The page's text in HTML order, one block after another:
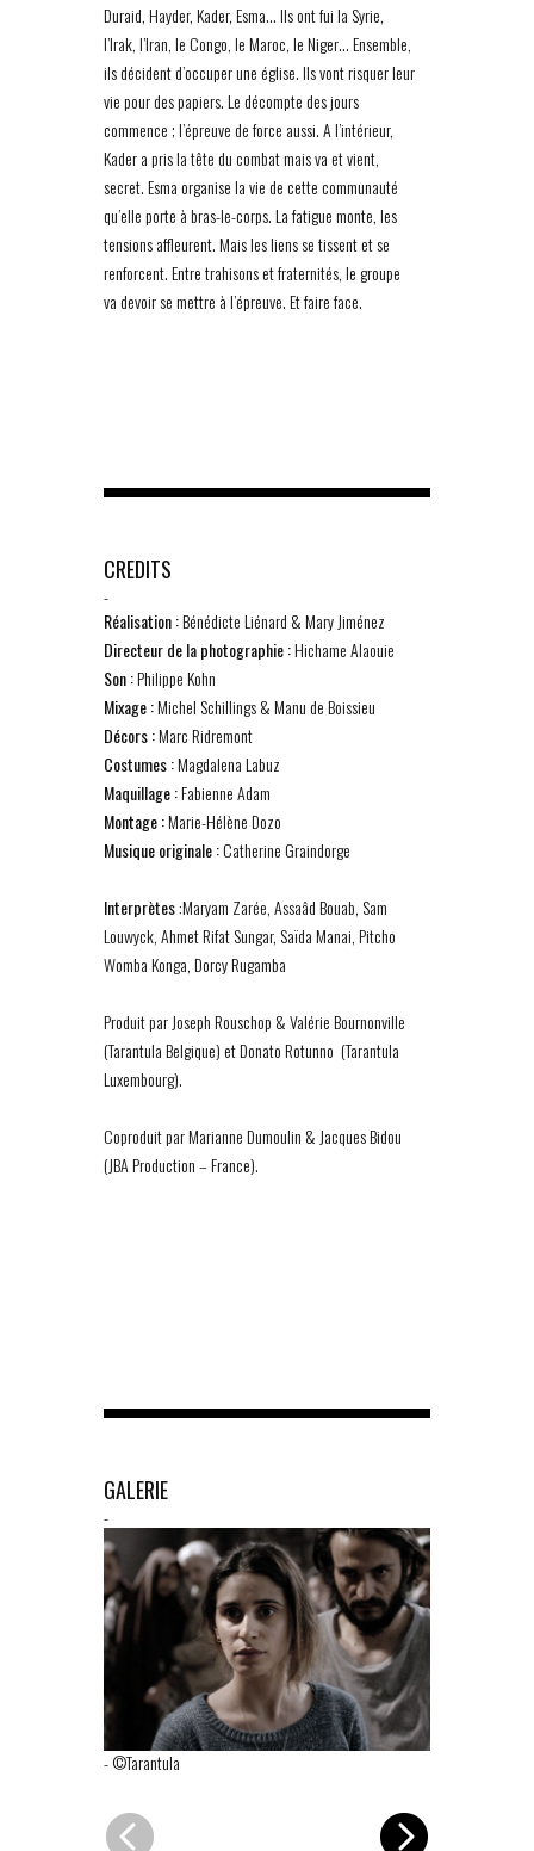
Duraid, Hayder, Kader, Esma… Ils ont fui la Syrie,
l’Irak, l’Iran, le Congo, le Maroc, le Niger… Ensemble,
ils décident d’occuper une église. Ils vont risquer leur
vie pour des papiers. Le décompte des jours
commence ; l’épreuve de force aussi. A l’intérieur,
Kader a pris la tête du combat mais va et vient,
secret. Esma organise la vie de cette communauté
qu’elle porte à bras-le-corps. La fatigue monte, les
tensions affleurent. Mais les liens se tissent et se
renforcent. Entre trahisons et fraternités, le groupe
va devoir se mettre à l’épreuve. Et faire face.
CREDITS
-
Réalisation :Bénédicte Liénard & Mary Jiménez
Directeur de la photographie :Hichame Alaouie
Son :Philippe Kohn
Mixage :Michel Schillings & Manu de Boissieu
Décors :Marc Ridremont
Costumes :Magdalena Labuz
Maquillage :Fabienne Adam
Montage :Marie-Hélène Dozo
Musique originale :Catherine Graindorge
Interprètes:Maryam Zarée, Assaâd Bouab, Sam
Louwyck, Ahmet Rifat Sungar, Saïda Manai, Pitcho
Womba Konga, Dorcy Rugamba
Produit par Joseph Rouschop & Valérie Bournonville
(Tarantula Belgique) et Donato Rotunno (Tarantula
Luxembourg).
Coproduit par Marianne Dumoulin & Jacques Bidou
(JBA Production – France).
GALERIE
-
-©Tarantula